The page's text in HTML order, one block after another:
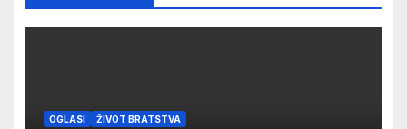
OGLASI ŽIVOT BRATSTVA